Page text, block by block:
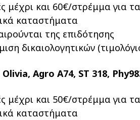
μέχρι και 60€/στρέμμα για
καταστήματα
της επιδότησης
δικαιολογητικών
Agro A74, ST 318,
μέχρι και 50€/στρέμμα για
καταστήματα